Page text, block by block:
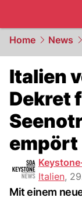
Home News
Italien
Dekret
empört
Italien,
Mit einem